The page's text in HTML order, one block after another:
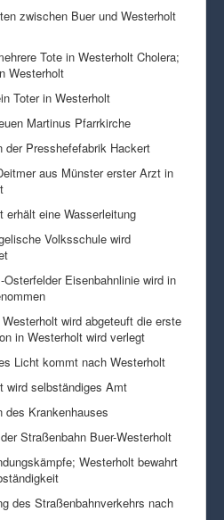
zwischen Buer und Westerholt
Tote in Westerholt Cholera;
Westerholt
Toter in Westerholt
Martinus Pfarrkirche
der Presshefefabrik Hackert
aus Münster erster Arzt in
erhält eine Wasserleitung
Volksschule wird
Osterfelder Eisenbahnlinie wird in
wird abgeteuft die erste
in Westerholt wird verlegt
Licht kommt nach Westerholt
wird selbständiges Amt
des Krankenhauses
Straßenbahn Buer-Westerholt
Westerholt bewahrt
des Straßenbahnverkehrs nach